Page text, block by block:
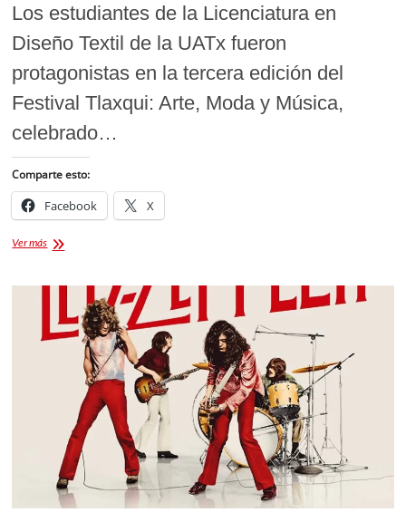
Los estudiantes de la Licenciatura en
Diseño Textil de la UATx fueron
protagonistas en la tercera edición del
Festival Tlaxqui: Arte, Moda y Música,
celebrado…
Comparte esto:
Facebook X
Ver másFestival
música